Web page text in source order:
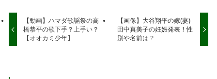
【動画】ハマダ歌謡祭の高
橋恭平の歌下手？上手い？
【オオカミ少年】
【画像】大谷翔平の嫁(妻)
田中真美子の妊娠発表！性
別や名前は？